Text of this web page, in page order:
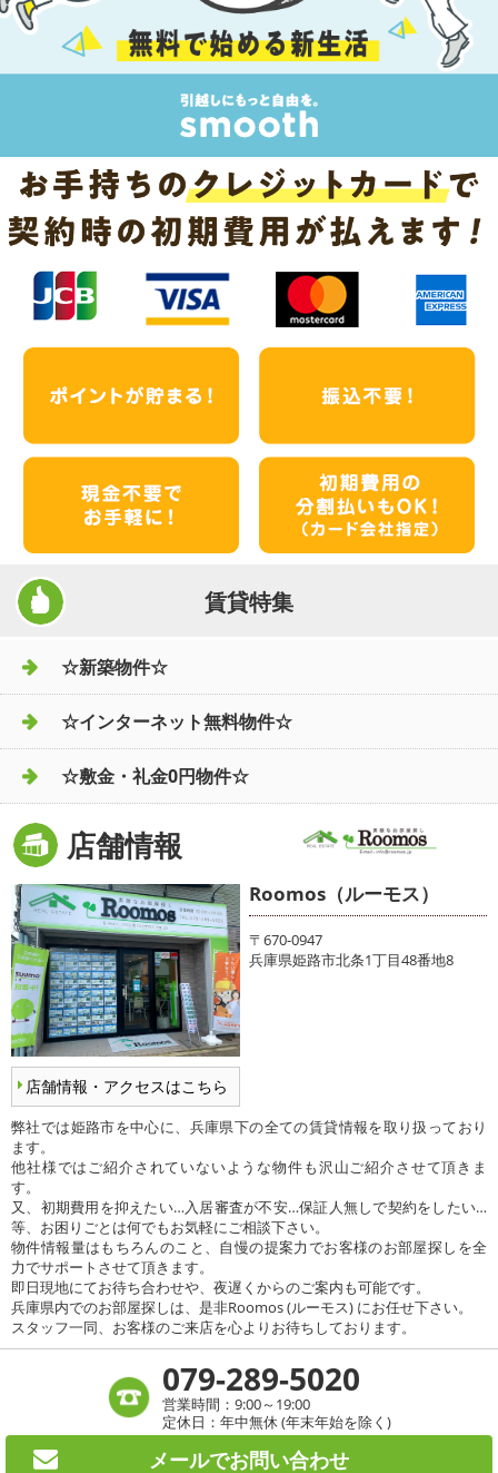
賃貸特集
☆新築物件☆
☆インターネット無料物件☆
☆敷金・礼金0円物件☆
店舗情報
店舗情報・アクセスはこちら
Roomos（ルーモス）
〒670-0947
兵庫県姫路市北条1丁目48番地8
弊社では姫路市を中心に、兵庫県下の全ての賃貸情報を取り扱っており
ます。
他社様ではご紹介されていないような物件も沢山ご紹介させて頂きま
す。
又、初期費用を抑えたい…入居審査が不安…保証人無しで契約をしたい…
等、お困りごとは何でもお気軽にご相談下さい。
物件情報量はもちろんのこと、自慢の提案力でお客様のお部屋探しを全
力でサポートさせて頂きます。
即日現地にてお待ち合わせや、夜遅くからのご案内も可能です。
兵庫県内でのお部屋探しは、是非Roomos (ルーモス) にお任せ下さい。
スタッフ一同、お客様のご来店を心よりお待ちしております。
079-289-5020
営業時間：9:00～19:00
定休日：年中無休 (年末年始を除く)
メールでお問い合わせ